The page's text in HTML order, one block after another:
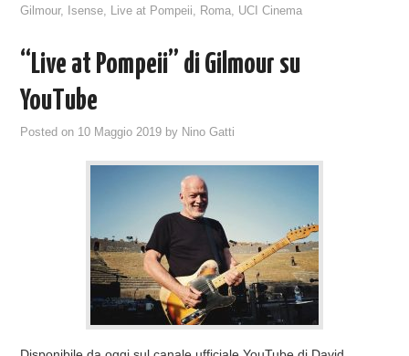
Gilmour, Isense, Live at Pompeii, Roma, UCI Cinema
“Live at Pompeii” di Gilmour su
YouTube
Posted on 10 Maggio 2019 by Nino Gatti